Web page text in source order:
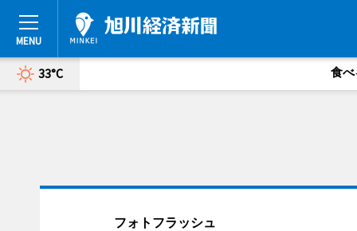
33°C 食べ
フォトフラッシュ